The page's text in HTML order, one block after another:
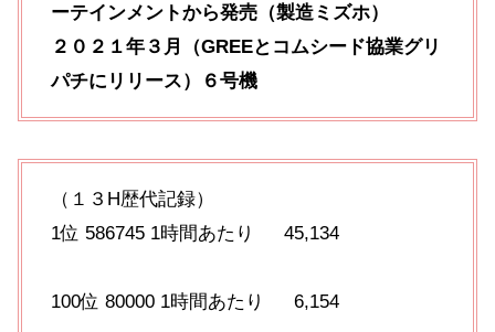
ーテインメントから発売（製造ミズホ）
２０２１年３月（GREEとコムシード協業グリ
パチにリリース）６号機
（１３H歴代記録）
1位 586745 1時間あたり 45,134
100位 80000 1時間あたり 6,154